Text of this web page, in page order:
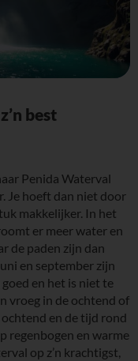
best
Penida Waterval
Je hoeft dan niet door
makkelijker. In het
er meer water en
de paden zijn dan
en september zijn
en het is niet te
vroeg in de ochtend of
ochtend en de tijd rond
regenbogen en warme
op z’n krachtigst,